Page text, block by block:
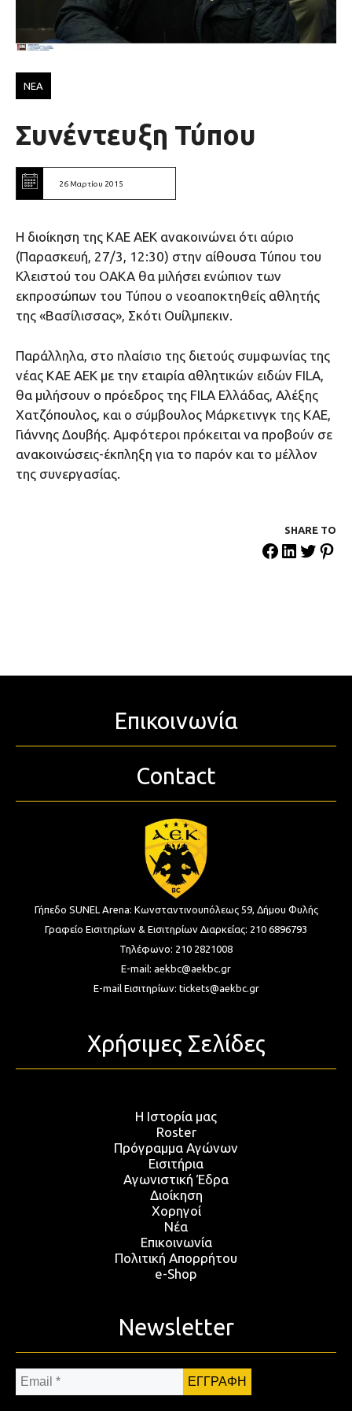
ΝΕΑ
Συνέντευξη Τύπου
26 Μαρτίου 2015
Η διοίκηση της ΚΑΕ ΑΕΚ ανακοινώνει ότι αύριο
(Παρασκευή, 27/3, 12:30) στην αίθουσα Τύπου του
Κλειστού του ΟΑΚΑ θα μιλήσει ενώπιον των
εκπροσώπων του Τύπου ο νεοαποκτηθείς αθλητής
της «Βασίλισσας», Σκότι Ουίλμπεκιν.
Παράλληλα, στο πλαίσιο της διετούς συμφωνίας της
νέας ΚΑΕ ΑΕΚ με την εταιρία αθλητικών ειδών FILA,
θα μιλήσουν ο πρόεδρος της FILA Ελλάδας, Αλέξης
Χατζόπουλος, και ο σύμβουλος Μάρκετινγκ της ΚΑΕ,
Γιάννης Δουβής. Αμφότεροι πρόκειται να προβούν σε
ανακοινώσεις-έκπληξη για το παρόν και το μέλλον
της συνεργασίας.
SHARE ΤΟ
Επικοινωνία
Contact
Γήπεδο SUNEL Arena: Κωνσταντινουπόλεως 59, Δήμου Φυλής
Γραφείο Εισιτηρίων & Εισιτηρίων Διαρκείας: 210 6896793
Τηλέφωνο: 210 2821008
E-mail: aekbc@aekbc.gr
E-mail Εισιτηρίων: tickets@aekbc.gr
Χρήσιμες Σελίδες
Η Ιστορία μας
Roster
Πρόγραμμα Αγώνων
Εισιτήρια
Αγωνιστική Έδρα
Διοίκηση
Χορηγοί
Νέα
Επικοινωνία
Πολιτική Απορρήτου
e-Shop
Newsletter
Email
*